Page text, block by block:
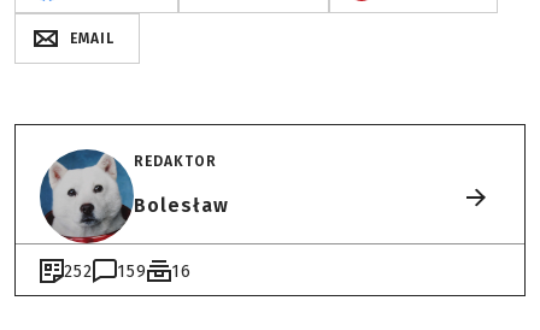
EMAIL
REDAKTOR
Bolesław
252 159 16